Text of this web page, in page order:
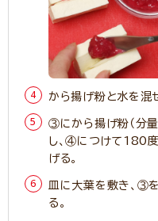
から揚げ粉と水を混
③にから揚げ粉（分
し、④につけて180
げる。
皿に大葉を敷き、③
る。